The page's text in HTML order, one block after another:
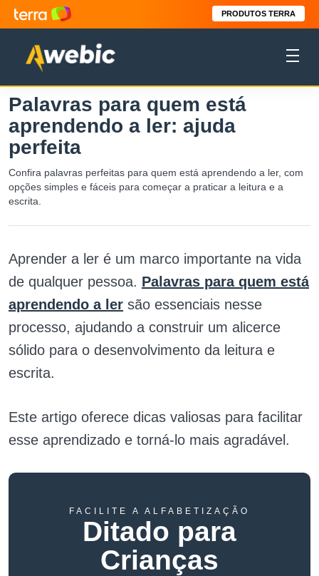
PRODUTOS TERRA
Palavras para quem está
aprendendo a ler: ajuda
perfeita
Confira palavras perfeitas para quem está aprendendo a ler, com
opções simples e fáceis para começar a praticar a leitura e a
escrita.
Aprender a ler é um marco importante na vida
de qualquer pessoa. Palavras para quem está
aprendendo a ler são essenciais nesse
processo, ajudando a construir um alicerce
sólido para o desenvolvimento da leitura e
escrita.
Este artigo oferece dicas valiosas para facilitar
esse aprendizado e torná-lo mais agradável.
FACILITE A ALFABETIZAÇÃO
Ditado para
Crianças